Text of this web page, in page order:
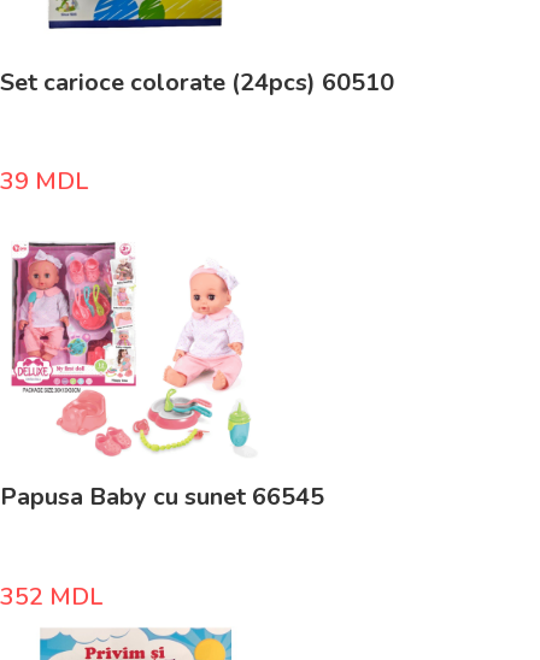
Set carioce colorate (24pcs) 60510
39 MDL
Papusa Baby cu sunet 66545
352 MDL